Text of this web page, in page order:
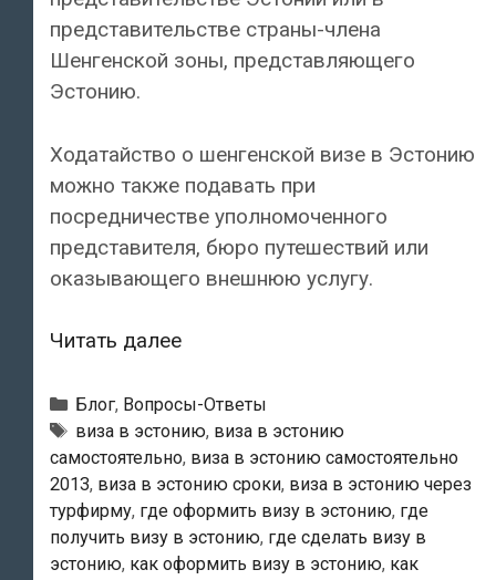
представительстве страны-члена
Шенгенской зоны, представляющего
Эстонию.
Ходатайство о шенгенской визе в Эстонию
можно также подавать при
посредничестве уполномоченного
представителя, бюро путешествий или
оказывающего внешнюю услугу.
Читать далееГде
как
подается
ходатайство
о
шенгенской
визе
Рубрики
Блог, Вопросы-Ответы
Метки
виза в эстонию, виза в эстонию
самостоятельно, виза в эстонию самостоятельно
2013, виза в эстонию сроки, виза в эстонию через
турфирму, где оформить визу в эстонию, где
получить визу в эстонию, где сделать визу в
эстонию, как оформить визу в эстонию, как